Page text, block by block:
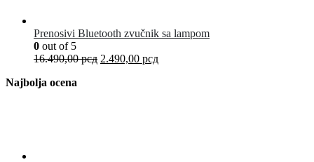
Prenosivi Bluetooth zvučnik sa lampom
0 out of 5
16.490,00рсд 2.490,00 рсд
Najbolja ocena